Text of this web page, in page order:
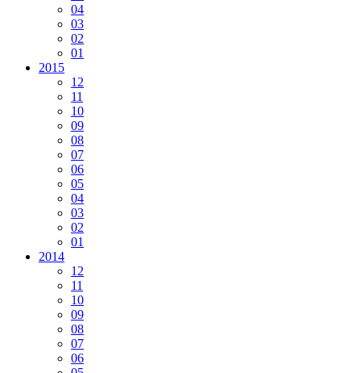
04
03
02
01
2015
12
11
10
09
08
07
06
05
04
03
02
01
2014
12
11
10
09
08
07
06